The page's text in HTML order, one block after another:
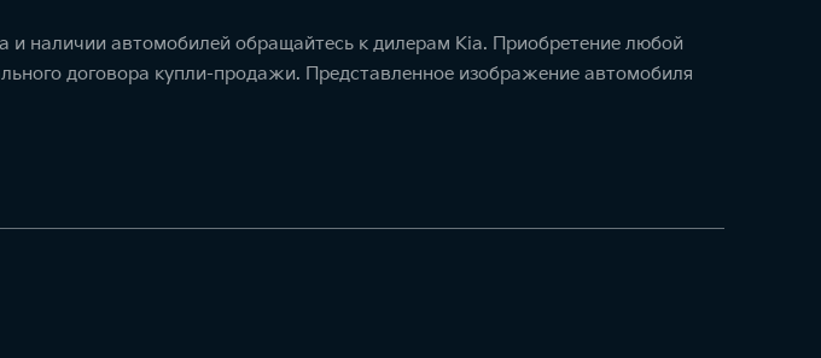
наличии автомобилей обращайтесь к дилерам Kia. Приобретение любой
договора купли-продажи. Представленное изображение автомобиля